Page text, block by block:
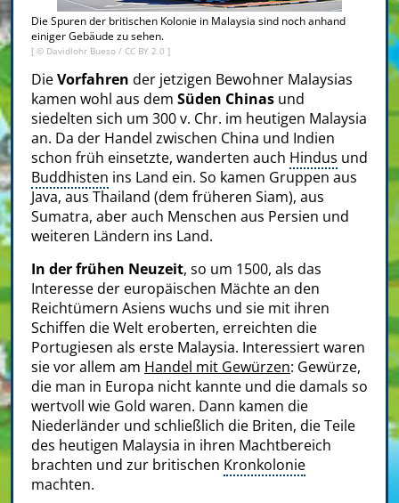
Die Spuren der britischen Kolonie in Malaysia sind noch anhand
einiger Gebäude zu sehen.
[ © Davidlohr Bueso / CC BY 2.0 ]
DieVorfahren der jetzigen Bewohner Malaysias
kamen wohl aus dem Süden Chinas und
siedelten sich um 300 v. Chr. im heutigen Malaysia
an. Da der Handel zwischen China und Indien
schon früh einsetzte, wanderten auch Hindus und
Buddhisten ins Land ein. So kamen Gruppen aus
Java, aus Thailand (dem früheren Siam), aus
Sumatra, aber auch Menschen aus Persien und
weiteren Ländern ins Land.
In der frühen Neuzeit, so um 1500, als das
Interesse der europäischen Mächte an den
Reichtümern Asiens wuchs und sie mit ihren
Schiffen die Welt eroberten, erreichten die
Portugiesen als erste Malaysia. Interessiert waren
sie vor allem am Handel mit Gewürzen: Gewürze,
die man in Europa nicht kannte und die damals so
wertvoll wie Gold waren. Dann kamen die
Niederländer und schließlich die Briten, die Teile
des heutigen Malaysia in ihren Machtbereich
brachten und zur britischen Kronkolonie
machten.